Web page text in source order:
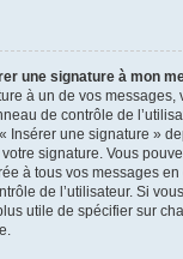
une signature à mon
à un de vos messages,
de contrôle de
Insérer une signature »
signature. Vous
à tous vos messages
de l’utilisateur. Si
utile de spécifier sur